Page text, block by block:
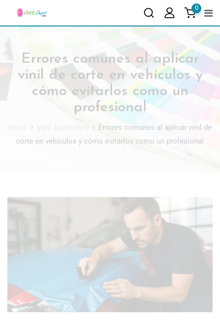
0
Errores comunes al aplicar
vinil de corte en vehículos y
cómo evitarlos como un
profesional
Errores comunes al aplicar vinil de
corte en vehículos y cómo evitarlos como un profesional